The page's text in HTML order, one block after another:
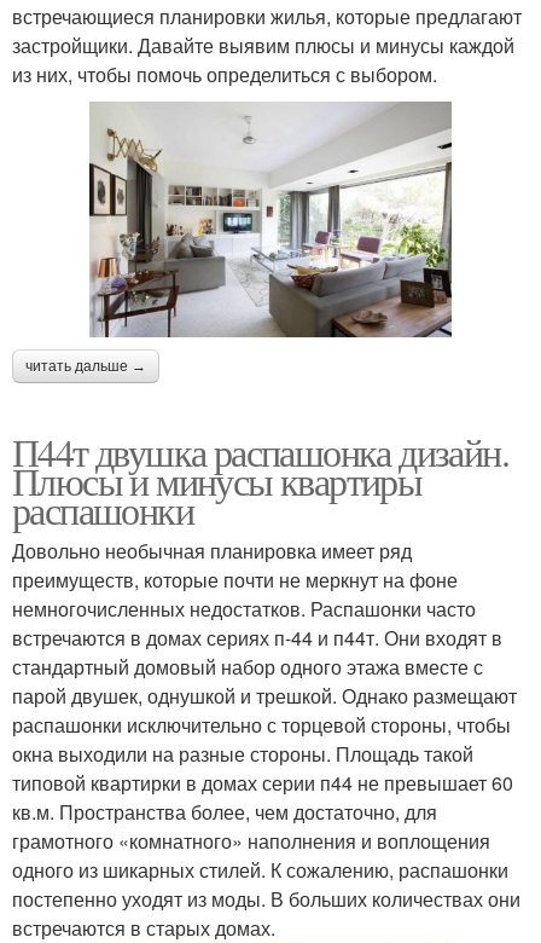
встречающиеся планировки жилья, которые предлагают
застройщики. Давайте выявим плюсы и минусы каждой
из них, чтобы помочь определиться с выбором.
читать дальше →
П44т двушка распашонка дизайн.
Плюсы и минусы квартиры
распашонки
Довольно необычная планировка имеет ряд
преимуществ, которые почти не меркнут на фоне
немногочисленных недостатков. Распашонки часто
встречаются в домах сериях п-44 и п44т. Они входят в
стандартный домовый набор одного этажа вместе с
парой двушек, однушкой и трешкой. Однако размещают
распашонки исключительно с торцевой стороны, чтобы
окна выходили на разные стороны. Площадь такой
типовой квартирки в домах серии п44 не превышает 60
кв.м. Пространства более, чем достаточно, для
грамотного «комнатного» наполнения и воплощения
одного из шикарных стилей. К сожалению, распашонки
постепенно уходят из моды. В больших количествах они
встречаются в старых домах.